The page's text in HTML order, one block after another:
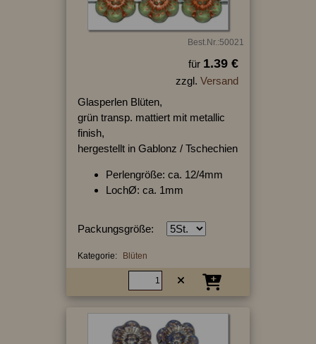
Best.Nr.:50021
für 1.39 €
zzgl. Versand
Glasperlen Blüten,
grün transp. mattiert mit metallic
finish,
hergestellt in Gablonz / Tschechien
Perlengröße: ca. 12/4mm
LochØ: ca. 1mm
Packungsgröße:
Kategorie: Blüten